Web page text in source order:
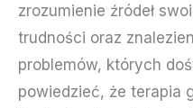
zrozumienie źródeł
trudności oraz
problemów, których
powiedzieć, że terapia